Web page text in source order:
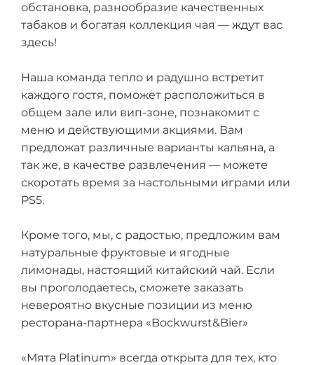
обстановка, разнообразие качественных
табаков и богатая коллекция чая — ждут вас
здесь!
Наша команда тепло и радушно встретит
каждого гостя, поможет расположиться в
общем зале или вип-зоне, познакомит с
меню и действующими акциями. Вам
предложат различные варианты кальяна, а
так же, в качестве развлечения — можете
скоротать время за настольными играми или
PS5.
Кроме того, мы, с радостью, предложим вам
натуральные фруктовые и ягодные
лимонады, настоящий китайский чай. Если
вы проголодаетесь, сможете заказать
невероятно вкусные позиции из меню
ресторана-партнера «Bockwurst&Bier»
«Мята Platinum» всегда открыта для тех, кто